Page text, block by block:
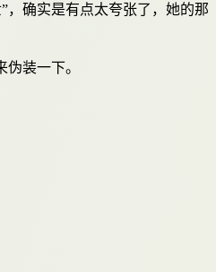
，确实是有点太夸张了，她的那
装一下。